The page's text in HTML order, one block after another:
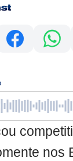
nos